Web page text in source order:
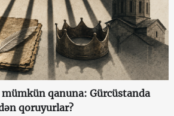
qanuna: Gürcüstanda
qoruyurlar?